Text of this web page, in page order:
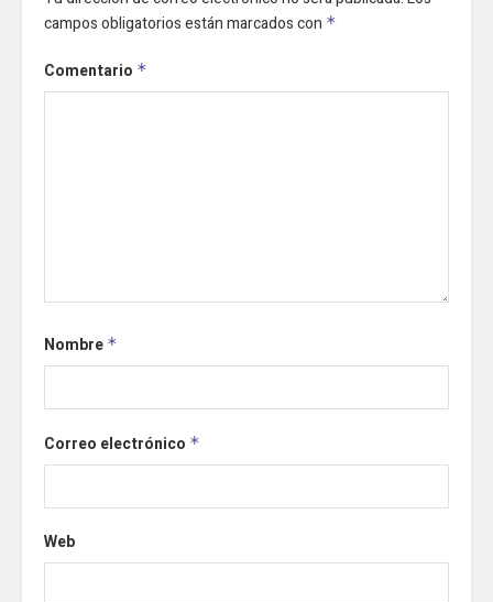
campos obligatorios están marcados con *
Comentario *
Nombre *
Correo electrónico *
Web